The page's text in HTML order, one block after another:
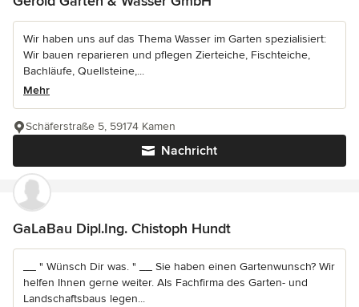
Wir haben uns auf das Thema Wasser im Garten spezialisiert:
Wir bauen reparieren und pflegen Zierteiche, Fischteiche,
Bachläufe, Quellsteine,...
Mehr
Nachricht
Schäferstraße 5, 59174 Kamen
GaLaBau Dipl.Ing. Chistoph Hundt
__ " Wünsch Dir was. " __ Sie haben einen Gartenwunsch? Wir
helfen Ihnen gerne weiter. Als Fachfirma des Garten- und
Landschaftsbaus legen...